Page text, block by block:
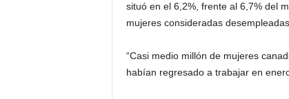
situó en el 6,2%, frente al 6,7% del
mujeres consideradas
“Casi medio millón de mujeres
habían regresado a trabajar en